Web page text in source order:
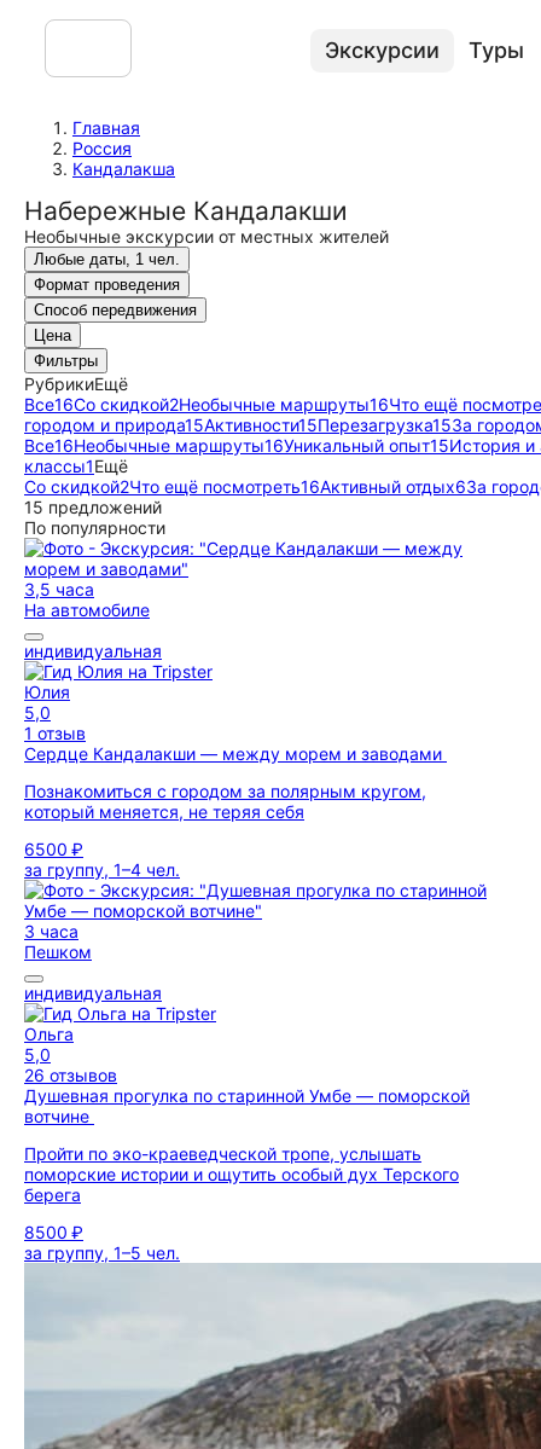
Экскурсии Туры
Главная
Россия
Кандалакша
Набережные Кандалакши
Необычные экскурсии от местных жителей
Любые даты, 1 чел.
Формат проведения
Способ передвижения
Цена
Фильтры
РубрикиЕщё
Все16Со скидкой2Необычные маршруты16Что ещё
городом и природа15Активности15Перезагрузка15За
Все16Необычные маршруты16Уникальный опыт15История и
классы1Ещё
Со скидкой2Что ещё посмотреть16Активный отдых6За
15 предложений
По популярности
3,5 часа
На автомобиле
индивидуальная
Юлия
5,0
1 отзыв
Сердце Кандалакши — между морем и заводами
Познакомиться с городом за полярным кругом,
который меняется, не теряя себя
6500 ₽
за группу, 1–4 чел.
3 часа
Пешком
индивидуальная
Ольга
5,0
26 отзывов
Душевная прогулка по старинной Умбе — поморской
вотчине
Пройти по эко-краеведческой тропе, услышать
поморские истории и ощутить особый дух Терского
берега
8500 ₽
за группу, 1–5 чел.